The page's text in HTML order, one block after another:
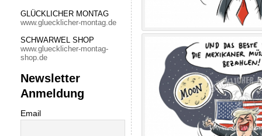
GLÜCKLICHER MONTAG
www.gluecklicher-montag.de
SCHWARWEL SHOP
www.gluecklicher-montag-
shop.de
Newsletter
Anmeldung
Email